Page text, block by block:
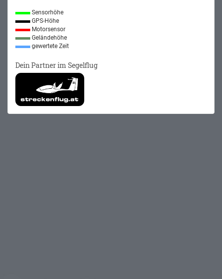
Sensorhöhe
GPS-Höhe
Motorsensor
Geländehöhe
gewertete Zeit
Dein Partner im Segelflug